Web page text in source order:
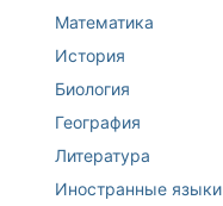
Математика
История
Биология
География
Литература
Иностранные языки